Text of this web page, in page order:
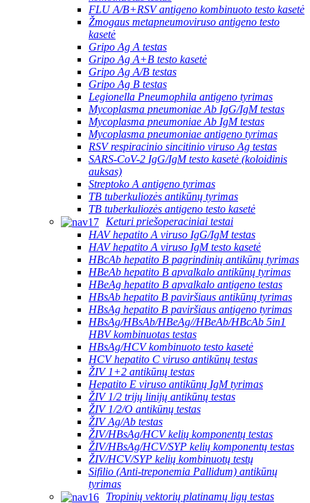
FLU A/B+RSV antigeno kombinuoto testo kasetė
Žmogaus metapneumoviruso antigeno testo
kasetė
Gripo Ag A testas
Gripo Ag A+B testo kasetė
Gripo Ag A/B testas
Gripo Ag B testas
Legionella Pneumophila antigeno tyrimas
Mycoplasma pneumoniae Ab IgG/IgM testas
Mycoplasma pneumoniae Ab IgM testas
Mycoplasma pneumoniae antigeno tyrimas
RSV respiracinio sincitinio viruso Ag testas
SARS-CoV-2 IgG/IgM testo kasetė (koloidinis
auksas)
Streptoko A antigeno tyrimas
TB tuberkuliozės antikūnų tyrimas
TB tuberkuliozės antigeno testo kasetė
Keturi priešoperaciniai testai
HAV hepatito A viruso IgG/IgM testas
HAV hepatito A viruso IgM testo kasetė
HBcAb hepatito B pagrindinių antikūnų tyrimas
HBeAb hepatito B apvalkalo antikūnų tyrimas
HBeAg hepatito B apvalkalo antigeno testas
HBsAb hepatito B paviršiaus antikūnų tyrimas
HBsAg hepatito B paviršiaus antigeno tyrimas
HBsAg/HBsAb/HBeAg//HBeAb/HBcAb 5in1
HBV kombinuotas testas
HBsAg/HCV kombinuoto testo kasetė
HCV hepatito C viruso antikūnų testas
ŽIV 1+2 antikūnų testas
Hepatito E viruso antikūnų IgM tyrimas
ŽIV 1/2 trijų linijų antikūnų testas
ŽIV 1/2/O antikūnų testas
ŽIV Ag/Ab testas
ŽIV/HBsAg/HCV kelių komponentų testas
ŽIV/HBsAg/HCV/SYP kelių komponentų testas
ŽIV/HCV/SYP kelių kombinuotų testų
Sifilio (Anti-treponemia Pallidum) antikūnų
tyrimas
Tropinių vektorių platinamų ligų testas